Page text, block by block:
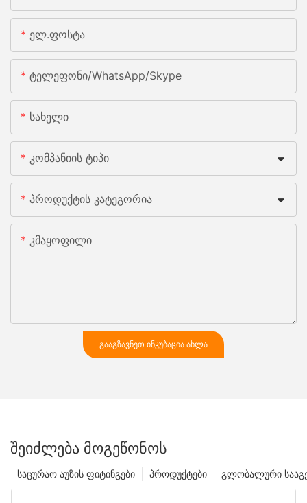
Ელ.ფოსტა
Ტელეფონი/WhatsApp/Skype
Სახელი
Კომპანიის Ტიპი
Პროდუქტის Კატეგორია
Კმაყოფილი
ᲒᲐᲐᲒᲖᲐᲕᲜᲔᲗ ᲘᲜᲙᲣᲑᲐᲪᲘᲐ ᲐᲮᲚᲐ
ᲨᲔᲘᲫᲚᲔᲑᲐ ᲛᲝᲒᲔᲬᲝᲜᲝᲡ
გლობალური
პროდუქტები
საცურაო აუზის ფიტინგები